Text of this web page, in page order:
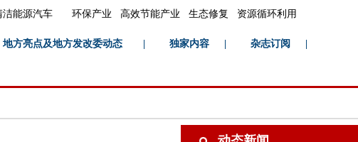
洁能源汽车 环保产业 高效节能产业 生态修复 资源循环利用
地方亮点及地方发改委动态 独家内容 杂志订阅